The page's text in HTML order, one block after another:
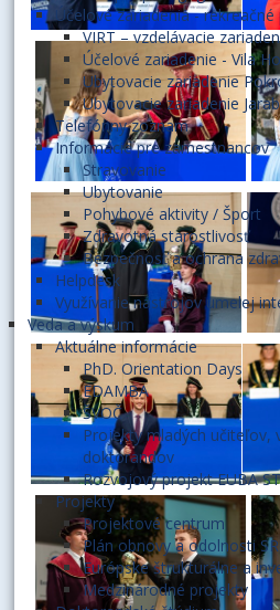
Účelové zariadenia -
VIRT – vzdelávacie
Účelové zariadenie - Vila
Ubytovacie zariadenie
Ubytovacie zariadenie
Telefónny zoznam
Informácie pre zamestnancov
Stravovanie
Ubytovanie
Pohybové aktivity / Šport
Zdravotná starostlivosť
Bezpečnosť a ochrana
Helpdesk
Využívanie nástrojov umelej
Veda a výskum
Aktuálne informácie
PhD. Orientation Days
EDAMBA
ŠVOČ
Projekty mladých učiteľov,
doktorandov
Rozvojový projekt EUBA
Projekty
Projektové centrum
Plán obnovy a odolnosti
Európske štrukturálne a
Medzinárodné projekty